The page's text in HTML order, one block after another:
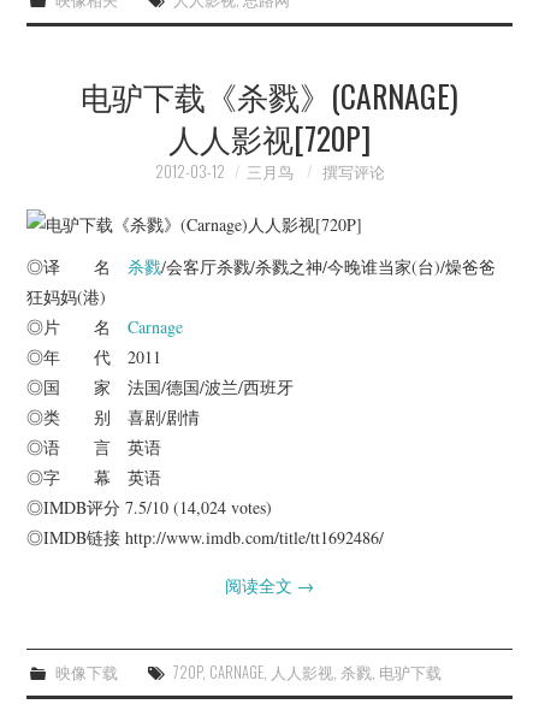
电驴下载《杀戮》(CARNAGE)
人人影视[720P]
2012-03-12 三月鸟 撰写评论
◎译 名杀戮/会客厅杀戮/杀戮之神/今晚谁当家(台)/燥爸爸
狂妈妈(港)
◎片 名Carnage
◎年 代 2011
◎国 家 法国/德国/波兰/西班牙
◎类 别 喜剧/剧情
◎语 言 英语
◎字 幕 英语
◎IMDB评分 7.5/10 (14,024 votes)
◎IMDB链接 http://www.imdb.com/title/tt1692486/
阅读全文 →
映像下载 720P, CARNAGE, 人人影视, 杀戮, 电驴下载